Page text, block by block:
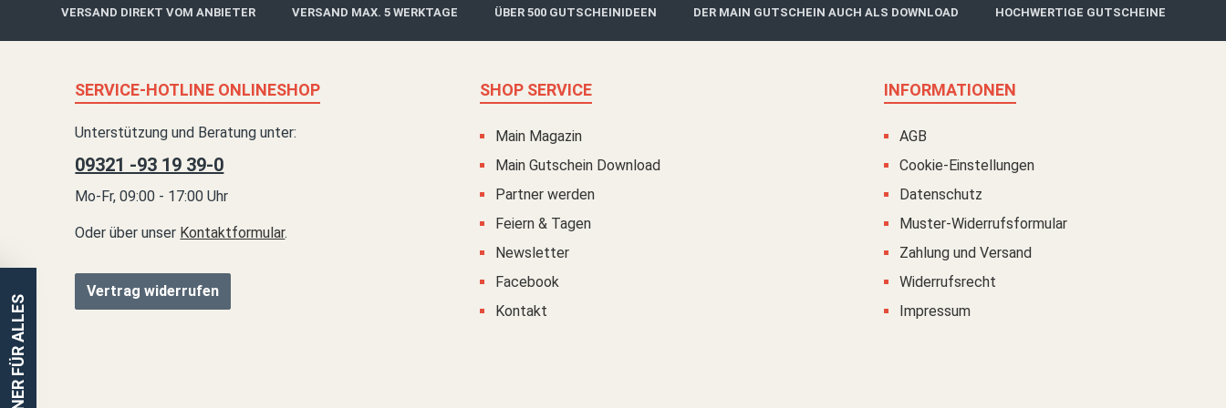
VERSAND DIREKT VOM ANBIETER VERSAND MAX. 5 WERKTAGE ÜBER 500 GUTSCHEINIDEEN DER MAIN GUTSCHEIN AUCH ALS DOWNLOAD HOCHWERTIGE GUTSCHEINE
SERVICE-HOTLINE ONLINESHOP
Unterstützung und Beratung unter:
09321 -93 19 39-0
Mo-Fr, 09:00 - 17:00 Uhr
Oder über unser Kontaktformular.
Vertrag widerrufen
SHOP SERVICE
Main Magazin
Main Gutschein Download
Partner werden
Feiern & Tagen
Newsletter
Facebook
Kontakt
INFORMATIONEN
AGB
Cookie-Einstellungen
Datenschutz
Muster-Widerrufsformular
Zahlung und Versand
Widerrufsrecht
Impressum
EINER FÜR ALLES